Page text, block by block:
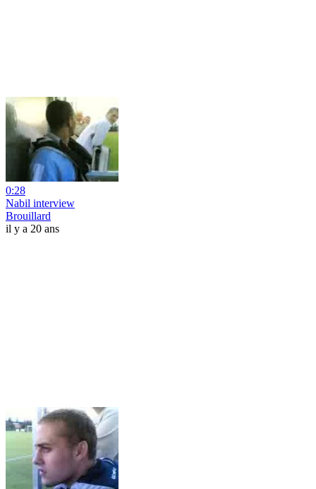
0:28
Nabil interview
Brouillard
il y a 20 ans